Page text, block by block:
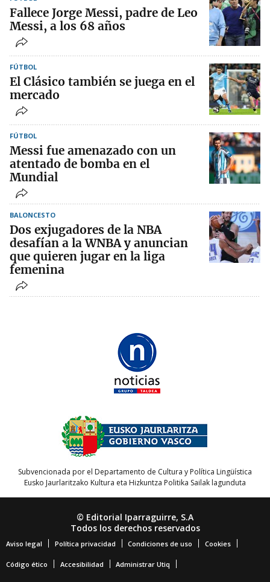
Fallece Jorge Messi, padre de Leo
Messi, a los 68 años
FÚTBOL
El Clásico también se juega en el
mercado
FÚTBOL
Messi fue amenazado con un
atentado de bomba en el
Mundial
BALONCESTO
Dos exjugadores de la NBA
desafían a la WNBA y anuncian
que quieren jugar en la liga
femenina
Subvencionada por el Departamento de Cultura y Política Lingüística
Eusko Jaurlaritzako Kultura eta Hizkuntza Politika Sailak lagunduta
© Editorial Iparraguirre, S.A
Todos los derechos reservados
Aviso legal Política privacidad Condiciones de uso Cookies
Código ético Accesibilidad Administrar Utiq